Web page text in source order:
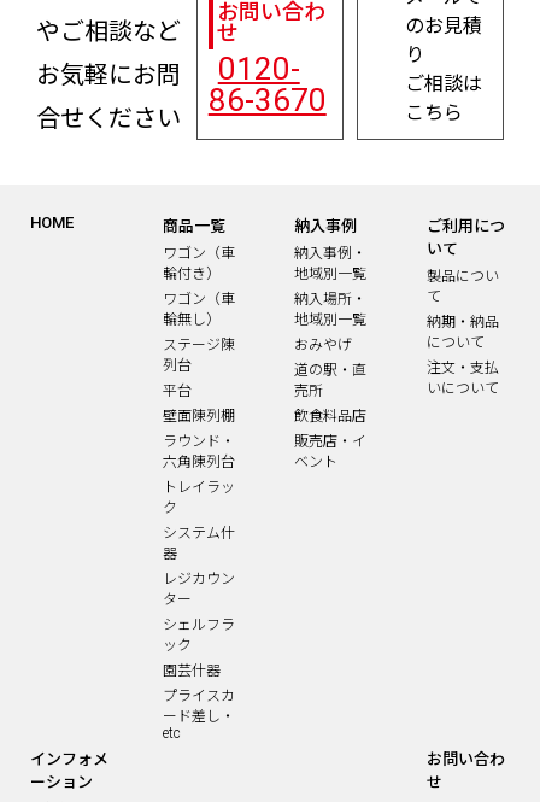
やご相談など
お気軽にお問
合せください
お問い合わ
せ
0120-
86-3670
のお見積
り
ご相談は
こちら
HOME 商品一覧
ワゴン（車
輪付き）
ワゴン（車
輪無し）
ステージ陳
列台
平台
壁面陳列棚
ラウンド・
六角陳列台
トレイラッ
ク
システム什
器
レジカウン
ター
シェルフラ
ック
園芸什器
プライスカ
ード差し・
etc
納入事例
納入事例・
地域別一覧
納入場所・
地域別一覧
おみやげ
道の駅・直
売所
飲食料品店
販売店・イ
ベント
ご利用につ
いて
製品につい
て
納期・納品
について
注文・支払
いについて
インフォメ
ーション
お問い合わ
せ